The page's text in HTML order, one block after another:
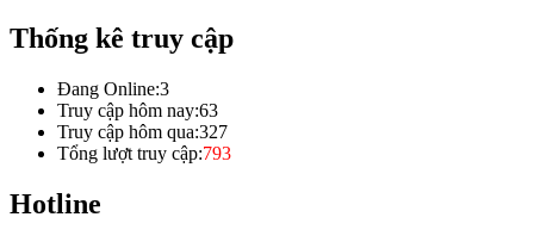
Thống kê truy cập
Đang Online:3
Truy cập hôm nay:63
Truy cập hôm qua:327
Tổng lượt truy cập:793
Hotline